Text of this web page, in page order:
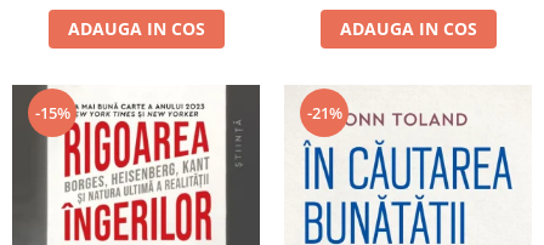
ADAUGA IN COS ADAUGA IN COS
-15% -21%